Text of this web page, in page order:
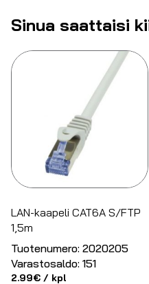
Sinua saattaisi
LAN-kaapeli CAT6A S/FTP
1,5m
Tuotenumero: 2020205
Varastosaldo: 151
2.99€ / kpl